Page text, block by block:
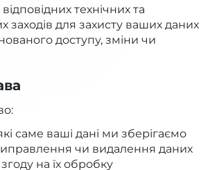
технічних та
заходів для захисту ваших даних
доступу, зміни чи
саме ваші дані ми зберігаємо
чи видалення даних
на їх обробку